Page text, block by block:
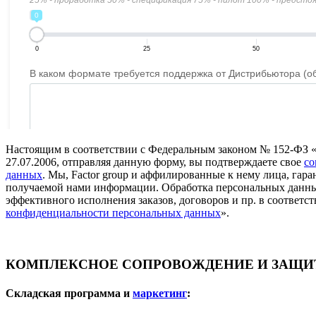
Настоящим в соответствии с Федеральным законом № 152-ФЗ
27.07.2006, отправляя данную форму, вы подтверждаете свое
данных. Мы, Factor group и аффилированные к нему лица,
получаемой нами информации. Обработка персональных
эффективного исполнения заказов, договоров и пр. в
конфиденциальности персональных данных».
КОМПЛЕКСНОЕ СОПРОВОЖДЕНИЕ И
Складская программа и маркетинг: